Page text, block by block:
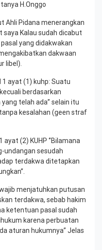
H.Onggo
Ahli Pidana menerangkan
saya Kalau sudah dicabut
yang didakwakan
dakwaan
libel).
1 ayat (1) kuhp: Suatu
berdasarkan
telah ada’’ selain itu
kesalahan (geen straf
(2) KUHP ‘’Bilamana
undangan sesudah
terdakwa ditetapkan
menjatuhkan putusan
terdakwa, sebab hakim
ketentuan pasal sudah
karena perbuatan
aturan hukumnya” Jelas